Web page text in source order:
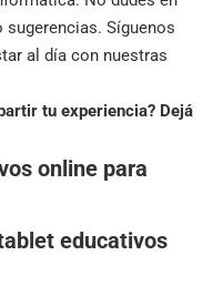
Síguenos
al día con nuestras
tu experiencia? Dejá
online para
educativos